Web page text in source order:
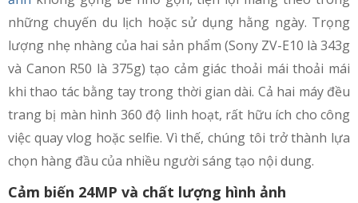
những chuyến du lịch hoặc sử dụng hằng ngày. Trọng
lượng nhẹ nhàng của hai sản phẩm (Sony ZV-E10 là 343g
và Canon R50 là 375g) tạo cảm giác thoải mái thoải mái
khi thao tác bằng tay trong thời gian dài. Cả hai máy đều
trang bị màn hình 360 độ linh hoạt, rất hữu ích cho công
việc quay vlog hoặc selfie. Vì thế, chúng tôi trở thành lựa
chọn hàng đầu của nhiều người sáng tạo nội dung.
Cảm biến 24MP và chất lượng hình ảnh